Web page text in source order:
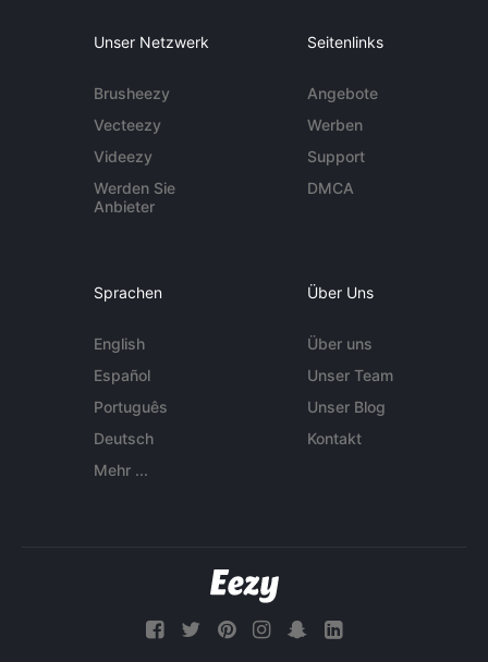
Unser Netzwerk
Brusheezy
Vecteezy
Videezy
Werden Sie
Anbieter
Seitenlinks
Angebote
Werben
Support
DMCA
Sprachen
English
Español
Português
Deutsch
Mehr ...
Über Uns
Über uns
Unser Team
Unser Blog
Kontakt